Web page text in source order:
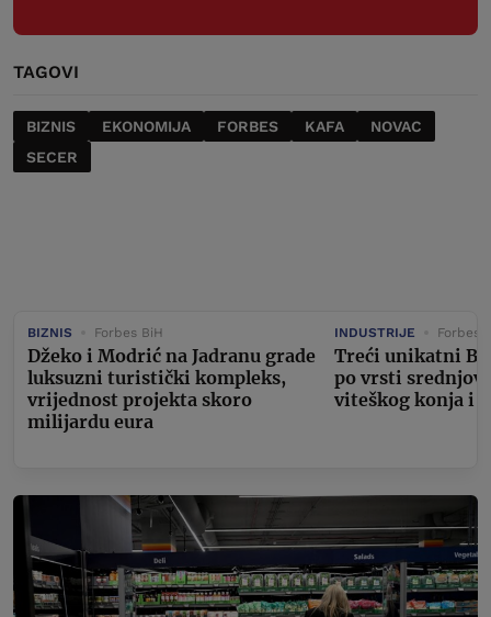
TAGOVI
BIZNIS EKONOMIJA FORBES KAFA
NOVAC
SECER
BIZNIS Forbes BiH
Džeko i Modrić na Jadranu grade
luksuzni turistički kompleks,
vrijednost projekta skoro
milijardu eura
INDUSTRIJE Forbes
Treći unikatni
po vrsti
viteškog konja i